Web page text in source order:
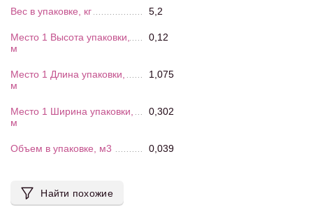
Вес в упаковке, кг 5,2
Место 1 Высота упаковки,
м
0,12
Место 1 Длина упаковки,
м
1,075
Место 1 Ширина упаковки,
м
0,302
Объем в упаковке, м3 0,039
Найти похожие